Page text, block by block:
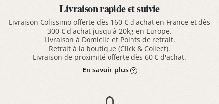
Livraison rapide et suivie
Livraison Colissimo offerte dès 160 € d'achat en France et dès
300 € d'achat jusqu'à 20kg en Europe.
Livraison à Domicile et Points de retrait.
Retrait à la boutique (Click & Collect).
Livraison de proximité offerte dès 60 € d'achat.
En savoir plus